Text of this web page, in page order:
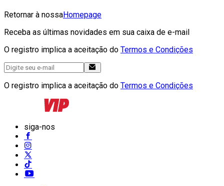
Retornar à nossaHomepage
Receba as últimas novidades em sua caixa de e-mail
O registro implica a aceitação do Termos e Condições
O registro implica a aceitação do Termos e Condições
siga-nos